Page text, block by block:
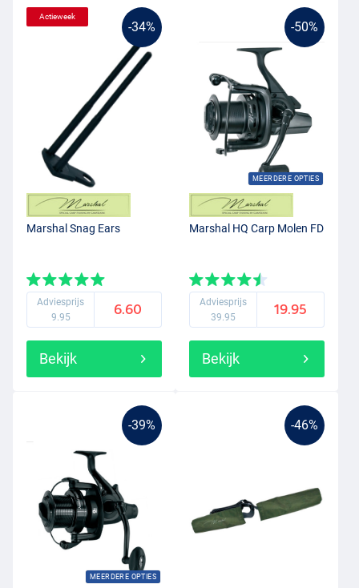
-34%
Actieweek
Marshal Snag Ears
Adviesprijs
9.95
6.60
Bekijk
-50%
MEERDERE OPTIES
Marshal HQ Carp Molen FD
Adviesprijs
39.95
19.95
Bekijk
-39%
MEERDERE OPTIES
-46%